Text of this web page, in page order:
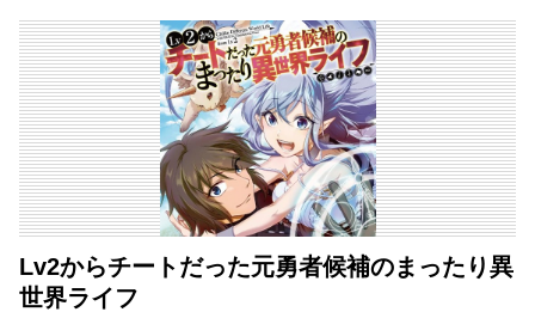
Lv2からチートだった元勇者候補のまったり異
世界ライフ